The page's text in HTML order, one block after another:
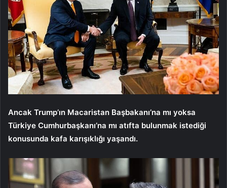
Ancak Trump’ın Macaristan Başbakanı’na mı yoksa
Türkiye Cumhurbaşkanı’na mı atıfta bulunmak istediği
konusunda kafa karışıklığı yaşandı.